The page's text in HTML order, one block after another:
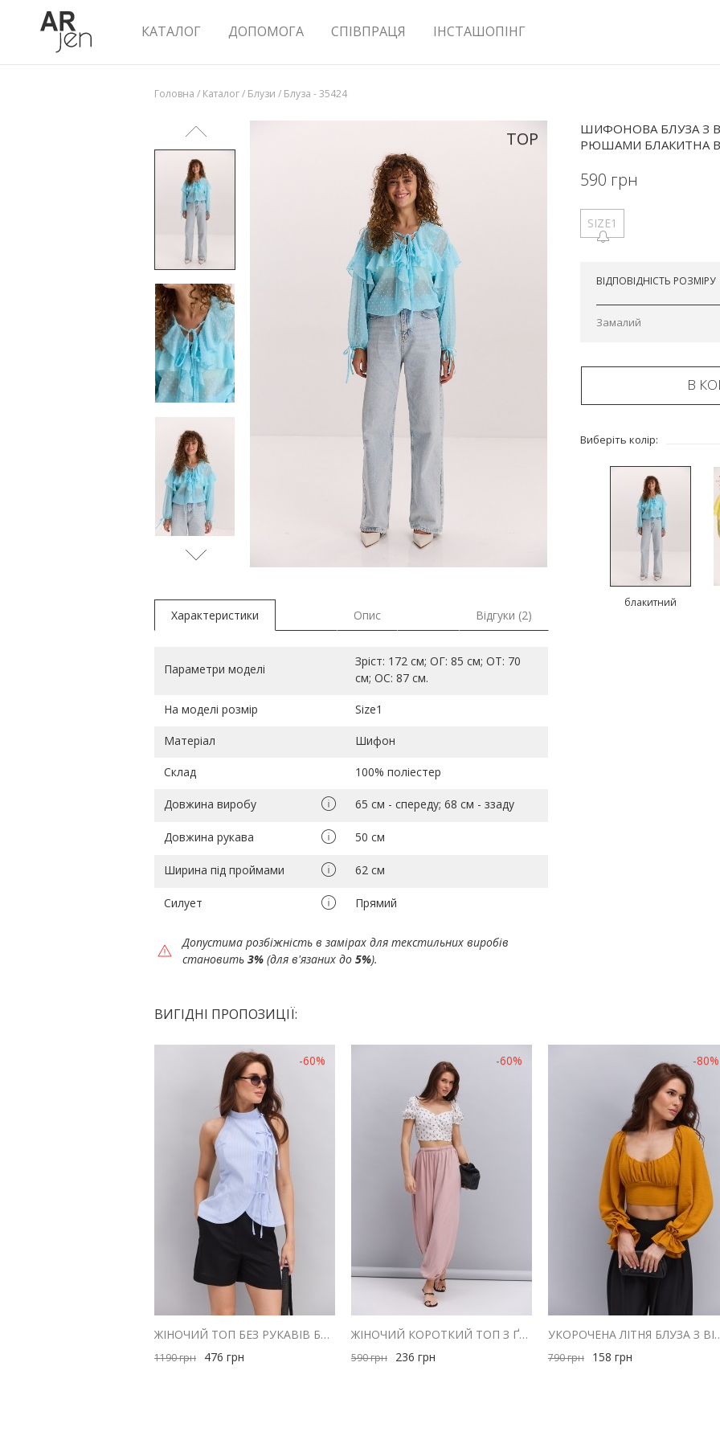
КАТАЛОГ ДОПОМОГА СПІВПРАЦЯ ІНСТАШОПІНГ
Головна / Каталог/ Блузи / Блуза - 35424
ШИФОНОВА БЛУЗА З
РЮШАМИ БЛАКИТНА
590 грн
SIZE1
ВІДПОВІДНІСТЬ РОЗМІРУ
Замалий
В
Виберіть колір:
блакитний
TOP
Характеристики Опис Відгуки (2)
Параметри моделі
Зріст: 172 см; ОГ: 85 см; ОТ: 70
см; ОС: 87 см.
На моделі розмір Size1
Матеріал Шифон
Склад 100% поліестер
Довжина виробу 65 см - спереду; 68 см - ззаду
Довжина рукава 50 см
Ширина під проймами 62 см
Силует Прямий
Допустима розбіжність в замірах для текстильних виробів
становить 3% (для в'язаних до 5%).
ВИГІДНІ ПРОПОЗИЦІЇ:
-60%
ЖІНОЧИЙ ТОП БЕЗ РУКАВІВ БЛАКИТНИЙ В ТОНКУ СМУЖКУ ІЗ ЗАВ'ЯЗКАМИ СПЕРЕДУ
1190грн 476 грн
-60%
ЖІНОЧИЙ КОРОТКИЙ ТОП З ҐУДЗИКАМИ МОЛОЧНИЙ З ЧЕРВОНИМ КВІТКОВИМ ВІЗЕРУНКОМ
590грн 236 грн
-80%
УКОРОЧЕНА ЛІТНЯ
790грн 158 грн